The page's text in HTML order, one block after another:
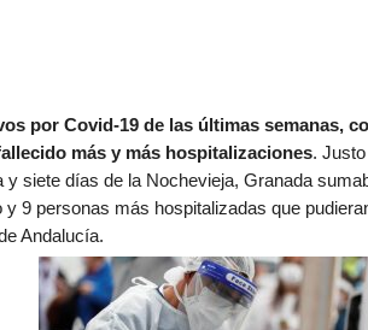
por Covid-19 de las últimas semanas,
más y más hospitalizaciones. Justo
siete días de la Nochevieja, Granada
9 personas más hospitalizadas que
Andalucía.